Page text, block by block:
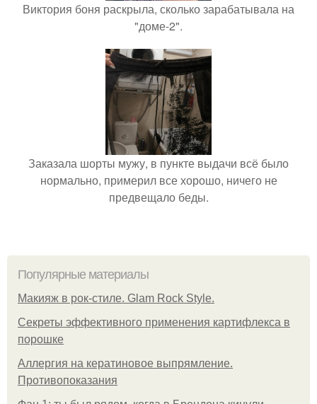
Виктория боня раскрыла, сколько зарабатывала на
"доме-2".
Заказала шорты мужу, в пункте выдачи всё было
нормально, примерил все хорошо, ничего не
предвещало беды.
Популярные материалы
Макияж в рок-стиле. Glam Rock Style.
Секреты эффективного применения картифлекса в
порошке
Аллергия на кератиновое выпрямление.
Противопоказания